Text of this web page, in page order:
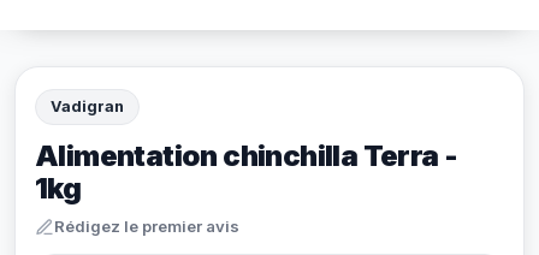
Vadigran
Alimentation chinchilla Terra -
1kg
Rédigez le premier avis